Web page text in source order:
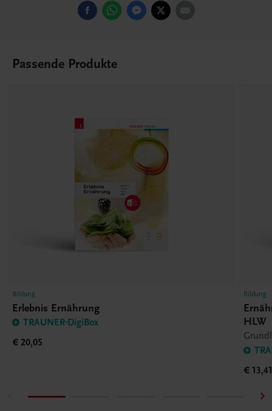
Passende Produkte
Bildung
Erlebnis Ernährung
TRAUNER-DigiBox
€ 20,05
Bildung
HLW
€